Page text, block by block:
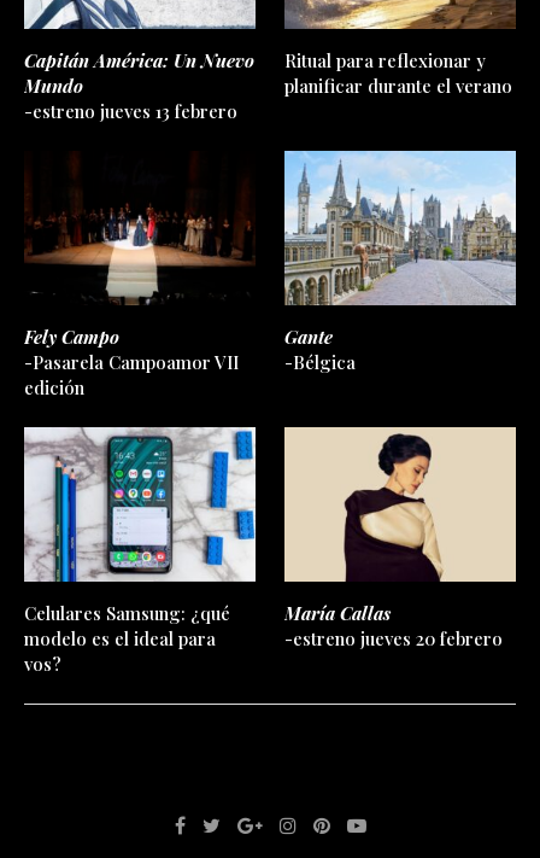
Capitán América: Un Nuevo
Mundo
-estreno jueves 13 febrero
Ritual para reflexionar y
planificar durante el verano
Fely Campo
-Pasarela Campoamor VII
edición
Gante
-Bélgica
Celulares Samsung: ¿qué
modelo es el ideal para
vos?
María Callas
-estreno jueves 20 febrero